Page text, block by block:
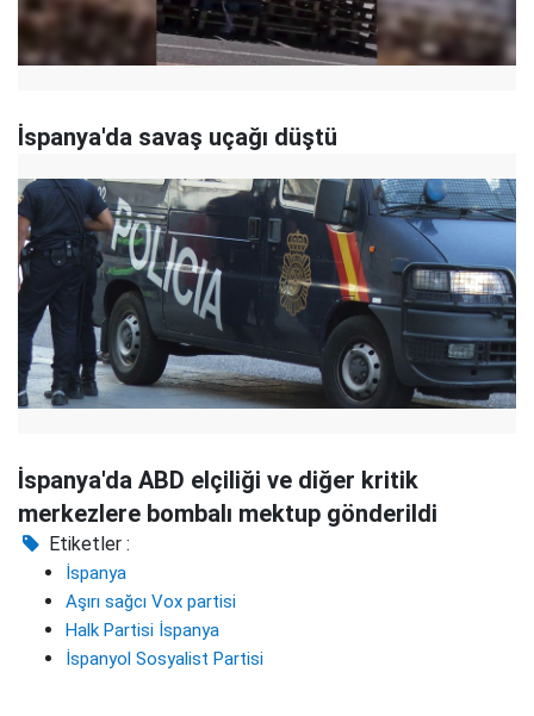
İspanya'da savaş uçağı düştü
İspanya'da ABD elçiliği ve diğer kritik
merkezlere bombalı mektup gönderildi
Etiketler :
İspanya
Aşırı sağcı Vox partisi
Halk Partisi İspanya
İspanyol Sosyalist Partisi